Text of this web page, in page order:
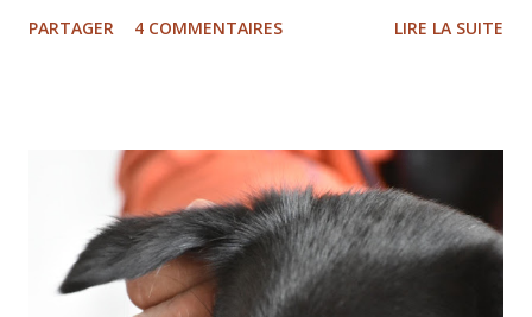
durablement. Au programme : Tellington TTouch,
derrière cette sensibilité Avec Gloria Filaferro -
comportementaliste et praticienne TTouch® 1 pour
animaux de compagnie Inscription
PARTAGER 4 COMMENTAIRES LIRE LA SUITE